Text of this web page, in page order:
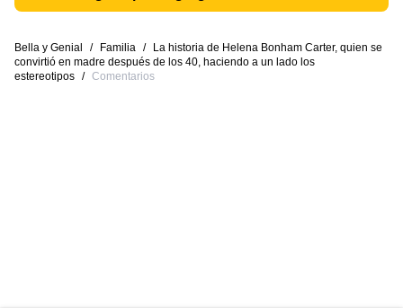
Bella y Genial / Familia /
La historia de Helena Bonham Carter, quien se
convirtió en madre después de los 40, haciendo a un lado los
estereotipos / Comentarios